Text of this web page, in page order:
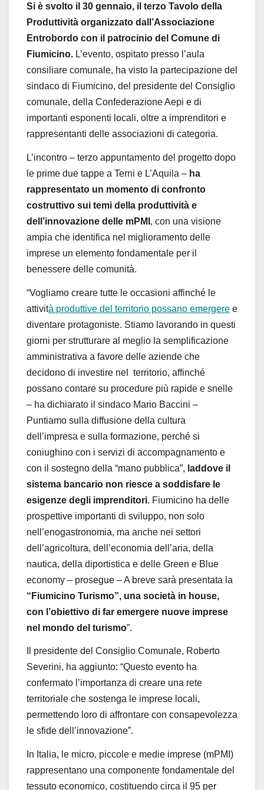
Si è svolto il 30 gennaio, il terzo Tavolo della
Produttività organizzato dall ’Associazione
Entrobordo con il patrocinio del Comune di
Fiumicino. L’evento, ospitato presso l’aula
consiliare comunale, ha visto la partecipazione del
sindaco di Fiumicino, del presidente del Consiglio
comunale, della Confederazione Aepi e di
importanti esponenti locali, oltre a imprenditori e
rappresentanti delle associazioni di categoria.
L’incontro – terzo appuntamento del progetto dopo
le prime due tappe a Terni e L’Aquila – ha
rappresentato un momento di confronto
costruttivo sui temi della produttività e
dell ’innovazione delle mPMI , con una visione
ampia che identifica nel miglioramento delle
imprese un elemento fondamentale per il
benessere delle comunità.
“Vogliamo creare tutte le occasioni affinché le
attività produttive del territorio possano emergere e
diventare protagoniste. Stiamo lavorando in questi
giorni per strutturare al meglio la semplificazione
amministrativa a favore delle aziende che
decidono di investire nel territorio, affinché
possano contare su procedure più rapide e snelle
– ha dichiarato il sindaco Mario Baccini –
Puntiamo sulla diffusione della cultura
dell’impresa e sulla formazione, perché si
coniughino con i servizi di accompagnamento e
con il sostegno della “mano pubblica”, laddove il
sistema bancario non riesce a soddisfare le
esigenze degli imprenditori. Fiumicino ha delle
prospettive importanti di sviluppo, non solo
nell’enogastronomia, ma anche nei settori
dell’agricoltura, dell’economia dell’aria, della
nautica, della diportistica e delle Green e Blue
economy – prosegue –A breve sarà presentata la
“Fiumicino Turismo”, una società in house,
con l’obiettivo di far emergere nuove imprese
nel mondo del turismo”.
Il presidente del Consiglio Comunale, Roberto
Severini, ha aggiunto: “Questo evento ha
confermato l ’importanza di creare una rete
territoriale che sostenga le imprese locali,
permettendo loro di affrontare con consapevolezza
le sfide dell ’innovazione”.
In Italia, le micro, piccole e medie imprese (mPMI)
rappresentano una componente fondamentale del
tessuto economico, costituendo circa il 95 per